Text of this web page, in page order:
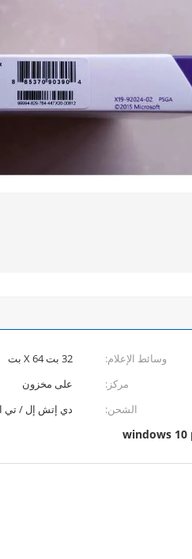
وسائط الإعلام:
32 بت X 64 بت
مركز:
على مخزون
الشحن:
دي إتش إل / تي
windows 10